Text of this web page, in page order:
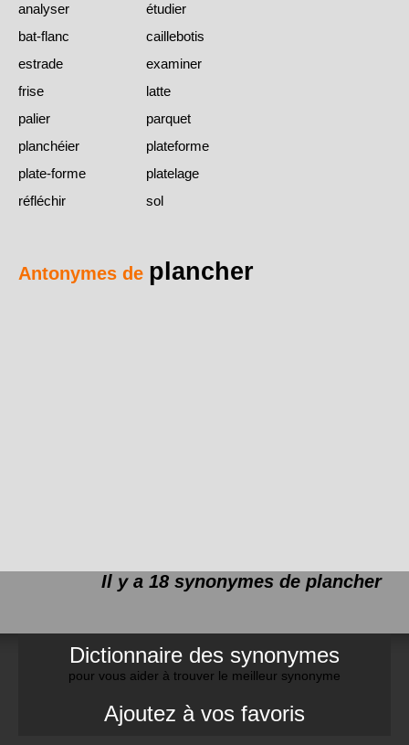
analyser
étudier
bat-flanc
caillebotis
estrade
examiner
frise
latte
palier
parquet
planchéier
plateforme
plate-forme
platelage
réfléchir
sol
Antonymes de plancher
Il y a 18 synonymes de plancher
Dictionnaire des synonymes
pour vous aider à trouver le meilleur synonyme
Ajoutez à vos favoris